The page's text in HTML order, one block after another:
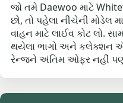
જો તમે Daewoo માટે
છો, તો પહેલા નીચેની મોડેલ
વાહન માટે લાઈવ કોટ લો.
થયેલા ભાગો અને કલેક્શન
રેન્જને અંતિમ ઓફર નહીં